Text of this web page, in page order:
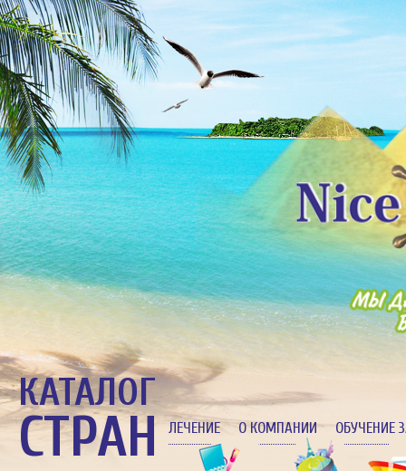
ЛЕЧЕНИЕ О КОМПАНИИ ОБУЧЕНИЕ
КАТАЛОГ
СТРАН